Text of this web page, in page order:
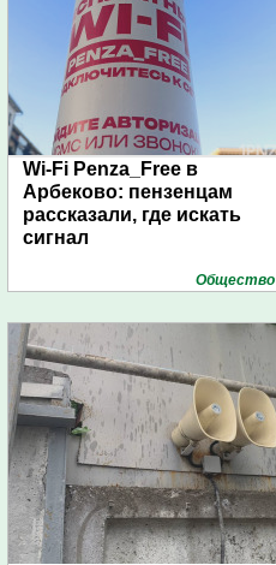
Wi-Fi Penza_Free в
Арбеково: пензенцам
рассказали, где искать
сигнал
Общество